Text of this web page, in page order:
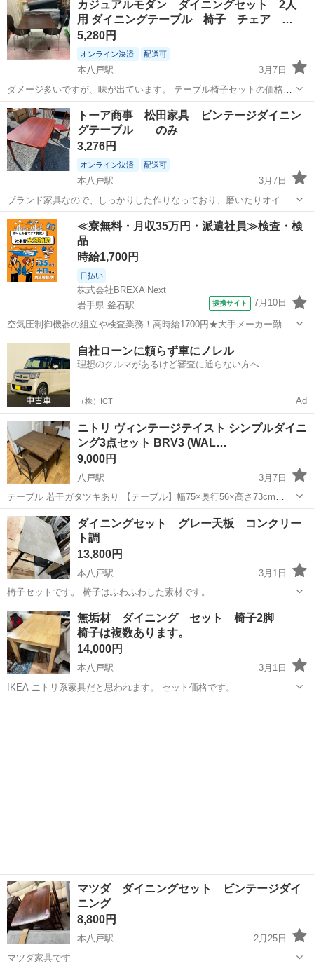
カジュアルモダン ダイニングセット 2人
用 ダイニングテーブル 椅子 チェア …
5,280円
オンライン決済 配送可
本八戸駅
3月7日
ダメージ多いですが、味が出ています。 テーブル椅子セットの価格に
なります。 店舗用品としてもおしゃれです。
青森 八戸市 本八戸駅 ダイニングセット ダイニング
トーア商事 松田家具 ビンテージダイニン
グテーブル のみ
3,276円
オンライン決済 配送可
本八戸駅
3月7日
ブランド家具なので、しっかりした作りなっており、磨いたりオイル
メンテナンスでまだまだ使用可能です。 テーブルは比較的綺麗です。
青森 八戸市 本八戸駅 ダイニングセット トーア
≪寮無料・月収35万円・派遣社員≫検査・検
品
時給1,700円
日払い
株式会社BREXA Next
岩手県 釜石駅
提携サイト 7月10日
空気圧制御機器の組立や検査業務！高時給1700円★大手メーカー勤
務！嬉しい寮費無料！ワンルーム寮完備★マイカー通勤OK＆工場敷地
内に無料駐車場あり★！《岩手県釜石市》 人気の工場のお仕事 ◇空気
圧制御機器（シリンダ、バルブ...
岩手 釜石市 釜石駅 その他
自社ローンに頼らず車にノレル
理想のクルマがあるけど審査に通らない方へ
（株）ICT Ad
ニトリ ヴィンテージテイスト シンプルダイニ
ング3点セット BRV3 (WAL…
9,000円
八戸駅
3月7日
テーブル 若干ガタツキあり 【テーブル】幅75×奥行56×高さ73cm
【チェア】幅38×奥行44×高さ81cm×2 【店舗引渡の場合】 住所:〒
039-1105 八戸市八幡五日町31-1 営業時間:9時〜17時 定休...
青森 八戸市 八戸駅 ダイニングセット ニトリ
ダイニングセット グレー天板 コンクリー
ト調
13,800円
本八戸駅
3月1日
椅子セットです。 椅子はふわふわした素材です。
青森 八戸市 本八戸駅 ダイニングセット コンクリート
無垢材 ダイニング セット 椅子2脚
椅子は複数あります。
14,000円
本八戸駅
3月1日
IKEA ニトリ系家具だと思われます。 セット価格です。
マツダ ダイニングセット ビンテージダイ
ニング
8,800円
本八戸駅
2月25日
マツダ家具です